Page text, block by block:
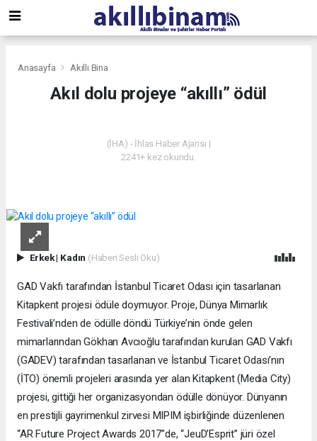
Anasayfa Akıllı Bina
Akıl dolu projeye “akıllı” ödül
(İHA) - İhlas Haber Ajansı |
2241+ kez okundu.
Erkek| Kadın (Haberi Sesli Oku)
GAD Vakfı tarafından İstanbul Ticaret Odası için tasarlanan
Kitapkent projesi ödüle doymuyor. Proje, Dünya Mimarlık
Festivali’nden de ödülle döndü Türkiye’nin önde gelen
mimarlarından Gökhan Avcıoğlu tarafından kurulan GAD Vakfı
(GADEV) tarafından tasarlanan ve İstanbul Ticaret Odası’nın
(İTO) önemli projeleri arasında yer alan Kitapkent (Media City)
projesi, gittiği her organizasyondan ödülle dönüyor. Dünyanın
en prestijli gayrimenkul zirvesi MIPIM işbirliğinde düzenlenen
“AR Future Project Awards 2017”de, “JeuD’Esprit” jüri özel